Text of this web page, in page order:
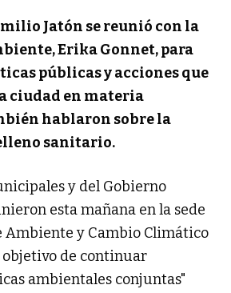
Jatón se reunió con la
Erika Gonnet, para
públicas y acciones que
ciudad en materia
hablaron sobre la
sanitario.
y del Gobierno
esta mañana en la sede
Ambiente y Cambio Climático
de continuar
ambientales conjuntas"